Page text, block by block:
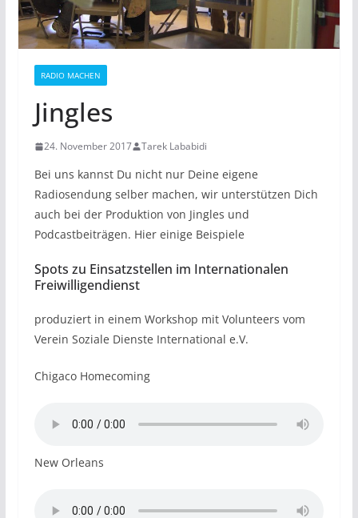
RADIO MACHEN
Jingles
24. November 2017 Tarek Lababidi
Bei uns kannst Du nicht nur Deine eigene
Radiosendung selber machen, wir unterstützen Dich
auch bei der Produktion von Jingles und
Podcastbeiträgen. Hier einige Beispiele
Spots zu Einsatzstellen im Internationalen
Freiwilligendienst
produziert in einem Workshop mit Volunteers vom
Verein Soziale Dienste International e.V.
Chigaco Homecoming
New Orleans